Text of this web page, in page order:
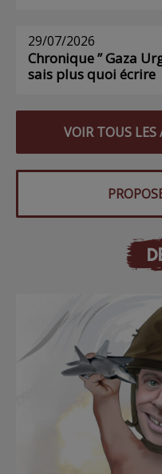
29/07/2026
Chronique ” Gaza
sais plus quoi écrire
VOIR TOUS LES